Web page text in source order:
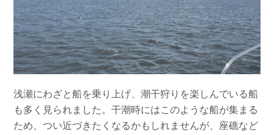
浅瀬にわざと船を乗り上げ、潮干狩りを楽しんでいる船
も多く見られました。干潮時にはこのような船が集まる
ため、つい近づきたくなるかもしれませんが、座礁など